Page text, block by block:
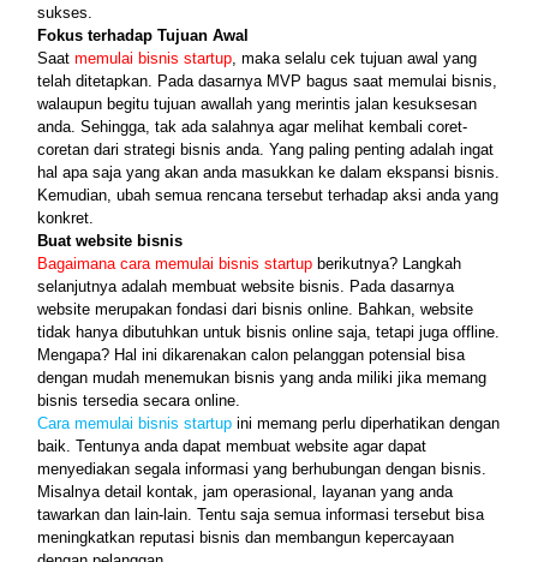
sukses.
Fokus terhadap Tujuan Awal
Saat memulai bisnis startup , maka selalu cek tujuan awal yang
telah ditetapkan. Pada dasarnya MVP bagus saat memulai bisnis,
walaupun begitu tujuan awallah yang merintis jalan kesuksesan
anda. Sehingga, tak ada salahnya agar melihat kembali coret-
coretan dari strategi bisnis anda. Yang paling penting adalah ingat
hal apa saja yang akan anda masukkan ke dalam ekspansi bisnis.
Kemudian, ubah semua rencana tersebut terhadap aksi anda yang
konkret.
Buat website bisnis
Bagaimana cara memulai bisnis startup berikutnya? Langkah
selanjutnya adalah membuat website bisnis. Pada dasarnya
website merupakan fondasi dari bisnis online. Bahkan, website
tidak hanya dibutuhkan untuk bisnis online saja, tetapi juga offline.
Mengapa? Hal ini dikarenakan calon pelanggan potensial bisa
dengan mudah menemukan bisnis yang anda miliki jika memang
bisnis tersedia secara online.
Cara memulai bisnis startup ini memang perlu diperhatikan dengan
baik. Tentunya anda dapat membuat website agar dapat
menyediakan segala informasi yang berhubungan dengan bisnis.
Misalnya detail kontak, jam operasional, layanan yang anda
tawarkan dan lain-lain. Tentu saja semua informasi tersebut bisa
meningkatkan reputasi bisnis dan membangun kepercayaan